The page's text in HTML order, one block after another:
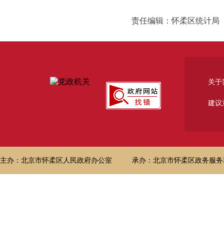
责任编辑：怀柔区统计局
关于
建议
主办：北京市怀柔区人民政府办公室 承办：北京市怀柔区政务服